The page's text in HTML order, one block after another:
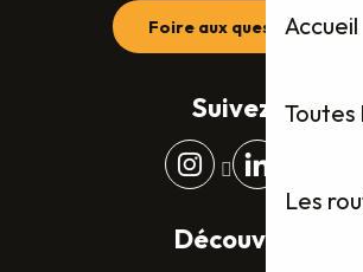
Accueil
Toutes
Les
Foire aux questions (FAQ)
Suivez-nous
Découvrez plus